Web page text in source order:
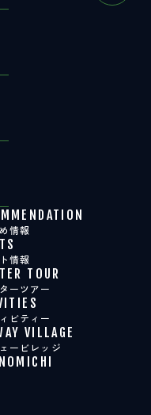
情報
情報
TOUR
ーツアー
ビティー
VILLAGE
ービレッジ